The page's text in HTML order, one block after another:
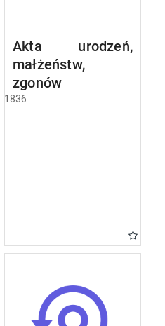
Akta urodzeń,
małżeństw,
zgonów
1836